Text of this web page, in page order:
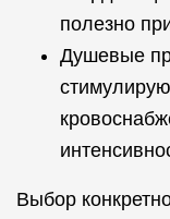
полезно
Душевые
Выбор